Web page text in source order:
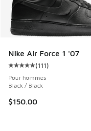
Nike Air Force 1 '07
Cote moyenne du
(111)
Pour hommes
Black / Black
$150.00